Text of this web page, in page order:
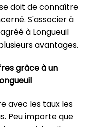
doit de connaître
S'associer à
à Longueuil
avantages.
grâce à un
avec les taux les
Peu importe que